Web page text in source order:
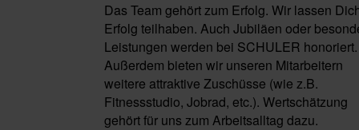
Das Team gehört zum Erfolg. Wir lassen
Erfolg teilhaben. Auch Jubiläen oder
Leistungen werden bei SCHULER honoriert.
Außerdem bieten wir unseren Mitarbeitern
weitere attraktive Zuschüsse (wie z.B.
Fitnessstudio, Jobrad, etc.). Wertschätzung
gehört für uns zum Arbeitsalltag dazu.